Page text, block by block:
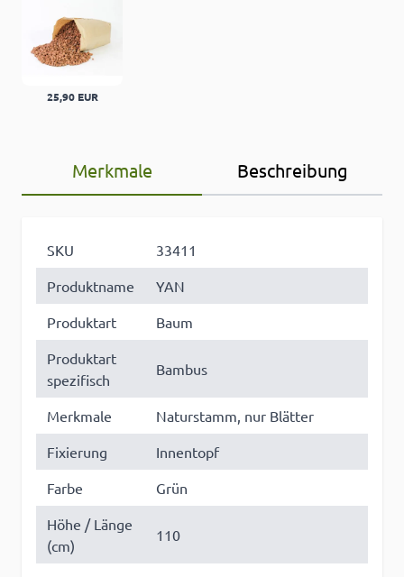
25,90 EUR
Merkmale Beschreibung
SKU
33411
Produktname
YAN
Produktart
Baum
Produktart
spezifisch
Bambus
Merkmale
Naturstamm, nur Blätter
Fixierung
Innentopf
Farbe
Grün
Höhe / Länge
(cm)
110